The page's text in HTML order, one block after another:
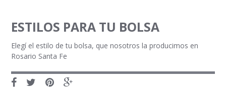
ESTILOS PARA TU BOLSA
Elegí el estilo de tu bolsa, que nosotros la producimos en
Rosario Santa Fe